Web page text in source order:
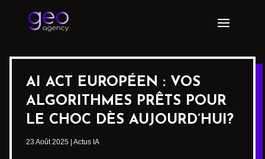
AI ACT EUROPÉEN : VOS
ALGORITHMES PRÊTS POUR
LE CHOC DÈS AUJOURD’HUI?
23 Août 2025 Actus IA